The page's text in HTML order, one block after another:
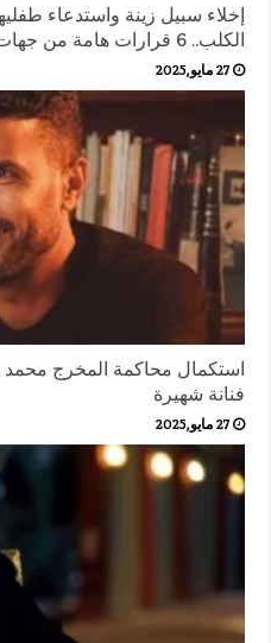
إخلاء سبيل زينة واستدعاء
الكلب.. 6 قرارات هامة من جهات التحقيق
27 مايو,2025
استكمال محاكمة المخرج
فنانة شهيرة
27 مايو,2025